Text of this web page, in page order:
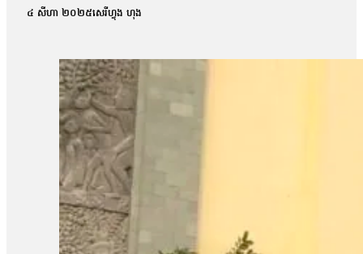
ដែលគូភាគីទាំងសងខាងជជែកលំអិតពីអ្វីដែលត្រូវធ្វើបន្ទាប់ដើម្បីបា
ប្រទេសនេះមានបំណងឈានទៅរកការចរចាសន្តិភាព ឬនឹងដាក់នូវលក្
ភា យល់ថា កិច្ចប្រជុំក្រុមលេខាធិការគណៈកម្មាធិការព្រំដែនទូទៅកម្ពុជា
តានតឹង ហើយក៏រួមចំណែកនៅក្នុងការអនុវត្តន៍បទឈប់បាញ់ផងដែរ ហើ
ព្រំដែននោះគឺបានត្រៀមលក្ខណៈគ្រប់គ្រាន់សម្រាប់ការចូលរួមប្រជុំហ្
ផ្ដើមមួយសម្រាប់កម្ពុជា-ថៃ ក្នុងការដោះស្រាយបញ្ហាដែលបានកើត
កម្ពុជា-ថៃ អនុវត្តបទឈប់បាញ់ដោយសុច្ឆន្ទៈ ហើយបង្កើនភាពអត់ធ្មត់ជ
កូឡាឡាំពួរ ដែលមានម៉ាឡេស៊ី ធ្វើជាម្ចាស់ផ្ទះ សហរៀបចំដោយសហរដ្ឋ
កម្ពុជា-ថៃ នៅថ្ងៃទី៤ ខែសីហា ឆ្នាំ២០២៥ ដោយកម្ពុជាធ្វើជាម្ចាស់
ការរៀបចំកិច្ចប្រជុំវិសាមញ្ញនៃគណៈកម្មាធិការព្រំដែនទូទៅ
មានប្រទេសម៉ាឡេស៊ី សហរដ្ឋអាមេរិក និងចិនអង្កេតការណ៍ក្នុងកិច្ចប្រជុំ
៤ សីហា ២០២៥សេរីហ្វុង ហុង